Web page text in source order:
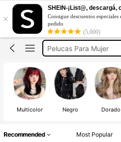
×
SHEIN-¡List@, descargá,
Consigue descuentos
pedido
(5,000)
Peluca Rubia
Pelucas
Pelucas Para Mujer
Extensiones De Cabello
Peluca Rubia
Pelucas
Multicolor Negro Dorado
Recommended Most Popular